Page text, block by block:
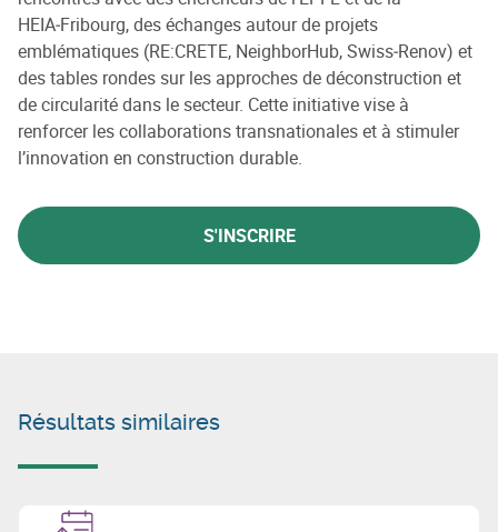
HEIA‑Fribourg, des échanges autour de projets
emblématiques (RE:CRETE, NeighborHub, Swiss‑Renov) et
des tables rondes sur les approches de déconstruction et
de circularité dans le secteur. Cette initiative vise à
renforcer les collaborations transnationales et à stimuler
l’innovation en construction durable.
S'INSCRIRE
Résultats similaires